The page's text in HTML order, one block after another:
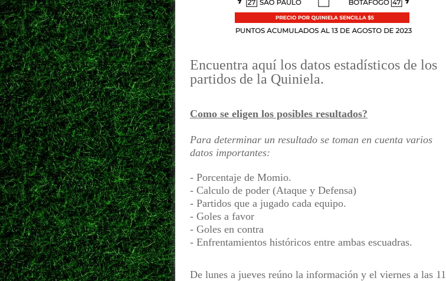
Encuentra aquí los datos estadísticos de los
partidos de la Quiniela.
Como se eligen los posibles resultados?
Para determinar un resultado se toman en cuenta varios
datos importantes:
- Porcentaje de Momio.
- Calculo de poder (Ataque y Defensa)
- Partidos que a jugado cada equipo.
- Goles a favor
- Goles en contra
- Enfrentamientos históricos entre ambas escuadras.
De lunes a jueves reúno la información y el viernes a las 11